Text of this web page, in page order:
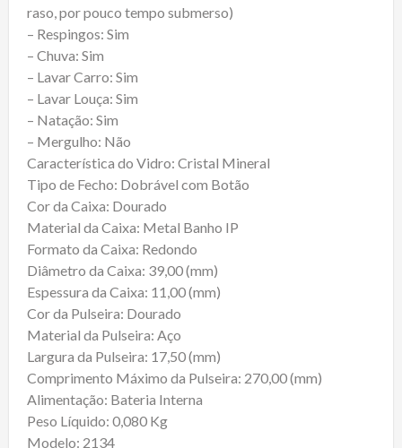
raso, por pouco tempo submerso)
– Respingos: Sim
– Chuva: Sim
– Lavar Carro: Sim
– Lavar Louça: Sim
– Natação: Sim
– Mergulho: Não
Característica do Vidro: Cristal Mineral
Tipo de Fecho: Dobrável com Botão
Cor da Caixa: Dourado
Material da Caixa: Metal Banho IP
Formato da Caixa: Redondo
Diâmetro da Caixa: 39,00 (mm)
Espessura da Caixa: 11,00 (mm)
Cor da Pulseira: Dourado
Material da Pulseira: Aço
Largura da Pulseira: 17,50 (mm)
Comprimento Máximo da Pulseira: 270,00 (mm)
Alimentação: Bateria Interna
Peso Líquido: 0,080 Kg
Modelo: 2134